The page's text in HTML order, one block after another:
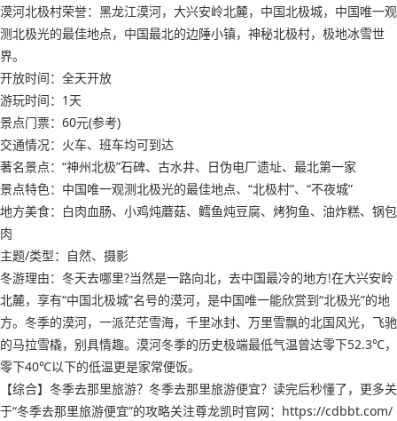
漠河北极村荣誉：黑龙江漠河，大兴安岭北麓，中国北极城，中国唯一观
测北极光的最佳地点，中国最北的边陲小镇，神秘北极村，极地冰雪世
界。
开放时间：全天开放
游玩时间：1天
景点门票：60元(参考)
交通情况：火车、班车均可到达
著名景点：“神州北极”石碑、古水井、日伪电厂遗址、最北第一家
景点特色：中国唯一观测北极光的最佳地点、“北极村”、“不夜城”
地方美食：白肉血肠、小鸡炖蘑菇、鳕鱼炖豆腐、烤狗鱼、油炸糕、锅包
肉
主题/类型：自然、摄影
冬游理由：冬天去哪里?当然是一路向北，去中国最冷的地方!在大兴安岭
北麓，享有“中国北极城”名号的漠河，是中国唯一能欣赏到“北极光”的地
方。冬季的漠河，一派茫茫雪海，千里冰封、万里雪飘的北国风光，飞驰
的马拉雪橇，别具情趣。漠河冬季的历史极端最低气温曾达零下52.3℃，
零下40℃以下的低温更是家常便饭。
【综合】冬季去那里旅游？冬季去那里旅游便宜？读完后秒懂了，更多关
于“冬季去那里旅游便宜”的攻略关注尊龙凯时官网：https://cdbbt.com/